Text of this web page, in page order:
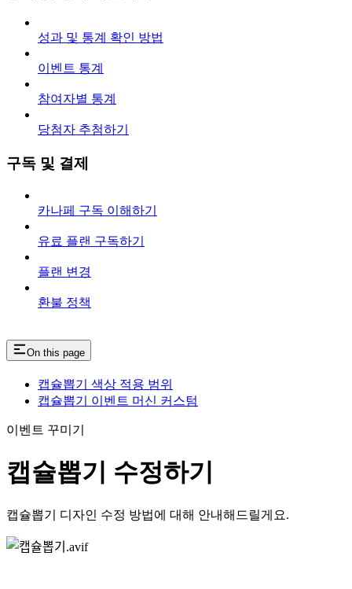
성과 및 통계 확인 방법
이벤트 통계
참여자별 통계
당첨자 추첨하기
구독 및 결제
카나페 구독 이해하기
유료 플랜 구독하기
플랜 변경
환불 정책
On this page
캡슐뽑기 색상 적용 범위
캡슐뽑기 이벤트 머신 커스텀
이벤트 꾸미기
캡슐뽑기 수정하기
캡슐뽑기 디자인 수정 방법에 대해 안내해드릴게요.